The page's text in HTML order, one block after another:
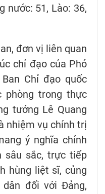
nước: 51, Lào: 36,
đơn vị liên quan
chỉ đạo của Phó
Chỉ đạo quốc
phòng trong thực
tướng Lê Quang
nhiệm vụ chính trị
ý nghĩa chính
sâu sắc, trực tiếp
hùng liệt sĩ, củng
đối với Đảng,